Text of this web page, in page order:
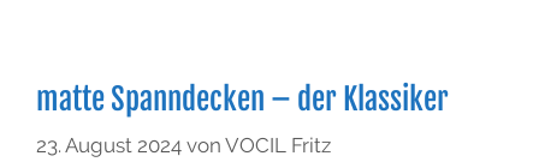
matte Spanndecken – der Klassiker
23. August 2024 von VOCIL Fritz